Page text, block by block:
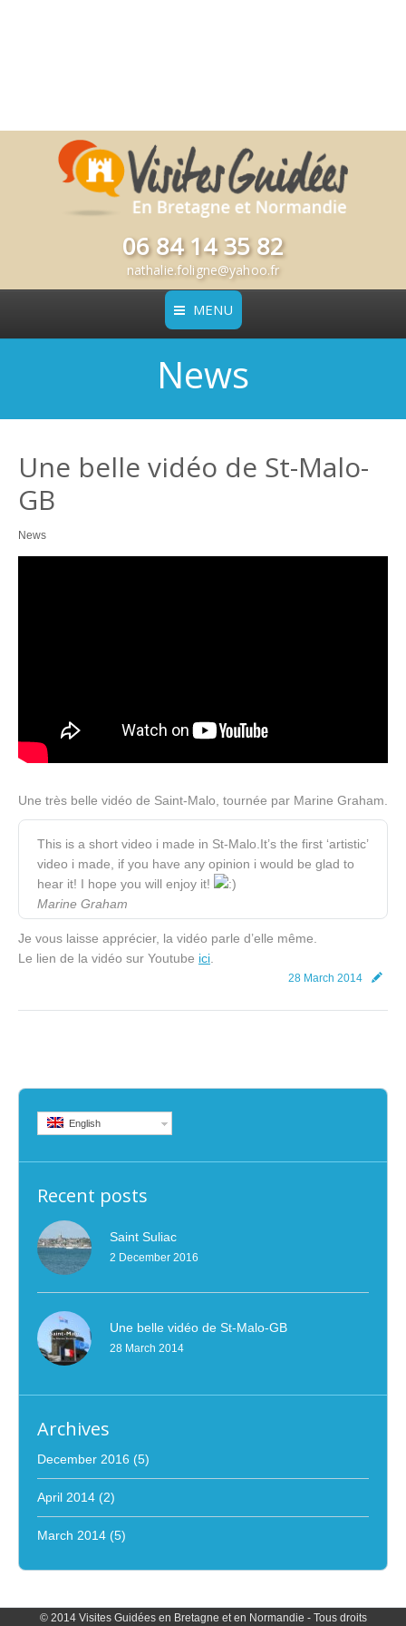
06 84 14 35 82
nathalie.foligne@yahoo.fr
MENU
News
Une belle vidéo de St-Malo-
GB
News
Une très belle vidéo de Saint-Malo, tournée par Marine Graham.
This is a short video i made in St-Malo.It’s the first ‘artistic’
video i made, if you have any opinion i would be glad to
hear it! I hope you will enjoy it!
Marine Graham
Je vous laisse apprécier, la vidéo parle d’elle même.
Le lien de la vidéo sur Youtube ici
28 March 2014
English
Recent posts
Saint Suliac
2 December 2016
Une belle vidéo de St-Malo-GB
28 March 2014
Archives
December 2016 (5)
April 2014 (2)
March 2014 (5)
© 2014 Visites Guidées en Bretagne et en Normandie - Tous droits